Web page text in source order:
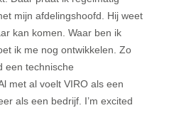
mijn afdelingshoofd. Hij weet
kan komen. Waar ben ik
ik me nog ontwikkelen. Zo
een technische
met al voelt VIRO als een
als een bedrijf. I’m excited